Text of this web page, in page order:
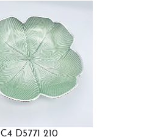
C4 D5771 210